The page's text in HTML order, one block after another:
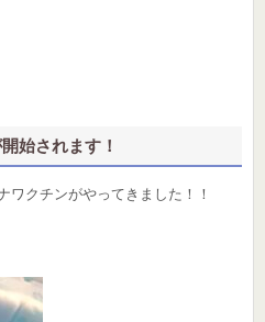
始されます！
ワクチンがやってきました！！